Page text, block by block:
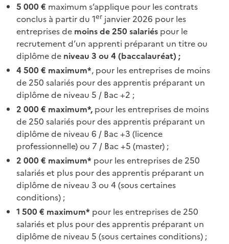
5 000 € maximum s’applique pour les contrats
conclus à partir du 1er janvier 2026 pour les
entreprises de moins de 250 salariés pour le
recrutement d’un apprenti préparant un titre ou
diplôme de niveau 3 ou 4 (baccalauréat) ;
4 500 € maximum*, pour les entreprises de moins
de 250 salariés pour des apprentis préparant un
diplôme de niveau 5 / Bac +2 ;
2 000 € maximum*, pour les entreprises de moins
de 250 salariés pour des apprentis préparant un
diplôme de niveau 6 / Bac +3 (licence
professionnelle) ou 7 / Bac +5 (master) ;
2 000 € maximum* pour les entreprises de 250
salariés et plus pour des apprentis préparant un
diplôme de niveau 3 ou 4 (sous certaines
conditions) ;
1 500 € maximum* pour les entreprises de 250
salariés et plus pour des apprentis préparant un
diplôme de niveau 5 (sous certaines conditions) ;